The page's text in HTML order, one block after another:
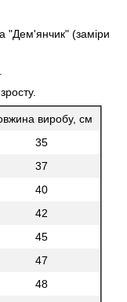
"Дем'янчик" (заміри
виробу, см
35
37
40
42
45
47
48